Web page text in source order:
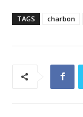
TAGS charbon